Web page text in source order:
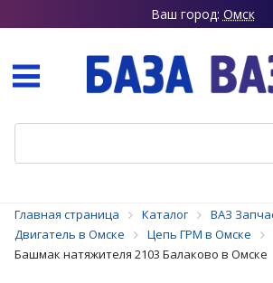
Ваш город: Омск
Главная страница Каталог
ВАЗ
Двигатель в Омске
Цепь ГРМ в Омске
Башмак натяжителя 2103 Балаково в Омске